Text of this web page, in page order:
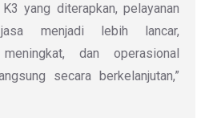
yang diterapkan, pelayanan
menjadi lebih lancar,
dan operasional
secara berkelanjutan,”